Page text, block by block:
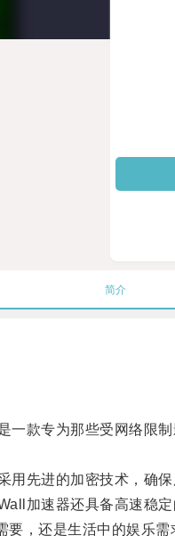
简介
款专为那些受网络限制
先进的加密技术，确保
加速器还具备高速稳定
，还是生活中的娱乐需